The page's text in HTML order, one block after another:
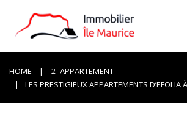
HOME
2- APPARTEMENT
LES PRESTIGIEUX APPARTEMENTS D’EFOLIA